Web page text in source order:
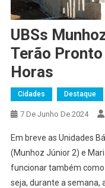
UBSs
Terão
Horas
Cidades Destaque
7 De Junho De 2024
Em breve as Unidades
(Munhoz Júnior 2) e
funcionar também
seja, durante a semana,